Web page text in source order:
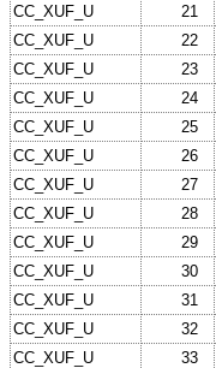
CC_XUF_U
21
CC_XUF_U
22
CC_XUF_U
23
CC_XUF_U
24
CC_XUF_U
25
CC_XUF_U
26
CC_XUF_U
27
CC_XUF_U
28
CC_XUF_U
29
CC_XUF_U
30
CC_XUF_U
31
CC_XUF_U
32
CC_XUF_U
33